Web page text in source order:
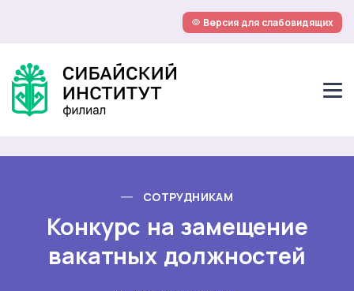
Версия для слабовидящих
СОТРУДНИКАМ
Конкурс на замещение
вакатных должностей